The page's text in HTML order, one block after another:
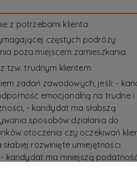
z potrzebami klienta
częstych podróży
poza miejscem zamieszkania
tzw. trudnym klientem
zadań zawodowych, jeśli: -
emocjonalną na trudne i
- kandydat ma słabszą
sposobów działania do
otoczenia czy oczekiwań
rozwinięte umiejętności
kandydat ma mniejszą